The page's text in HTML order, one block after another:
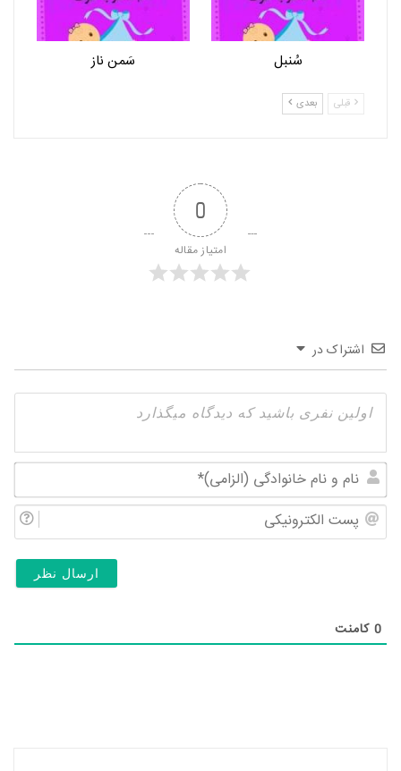
سُنبل سَمن ناز
قبلی بعدی
0
امتیاز مقاله
اشتراک در
و
0 کامنت